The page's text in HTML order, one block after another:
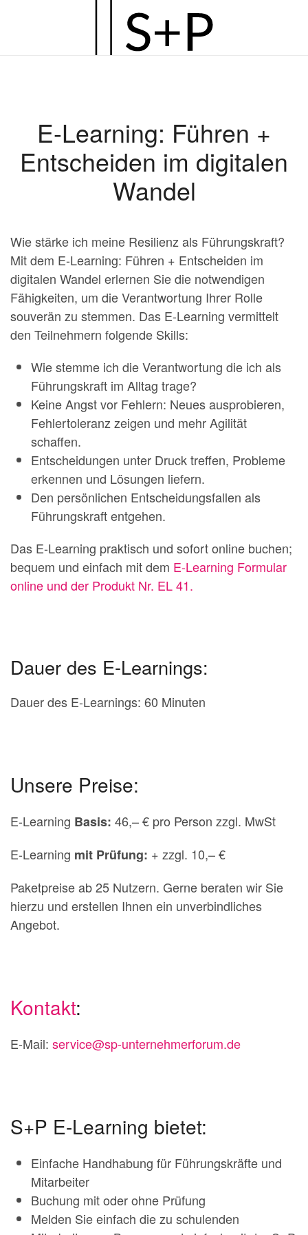
E-Learning: Führen +
Entscheiden im digitalen
Wandel
Wie stärke ich meine Resilienz als Führungskraft?
Mit dem E-Learning: Führen + Entscheiden im
digitalen Wandel erlernen Sie die notwendigen
Fähigkeiten, um die Verantwortung Ihrer Rolle
souverän zu stemmen. Das E-Learning vermittelt
den Teilnehmern folgende Skills:
Wie stemme ich die Verantwortung die ich als
Führungskraft im Alltag trage?
Keine Angst vor Fehlern: Neues ausprobieren,
Fehlertoleranz zeigen und mehr Agilität
schaffen.
Entscheidungen unter Druck treffen, Probleme
erkennen und Lösungen liefern.
Den persönlichen Entscheidungsfallen als
Führungskraft entgehen.
Das E-Learning praktisch und sofort online buchen;
bequem und einfach mit dem E-Learning Formular
online und der Produkt Nr. EL 41.
Dauer des E-Learnings:
Dauer des E-Learnings: 60 Minuten
Unsere Preise:
E-Learning Basis: 46,– € pro Person zzgl. MwSt
E-Learning mit Prüfung: + zzgl. 10,– €
Paketpreise ab 25 Nutzern. Gerne beraten wir Sie
hierzu und erstellen Ihnen ein unverbindliches
Angebot.
Kontakt:
E-Mail: service@sp-unternehmerforum.de
S+P E-Learning bietet:
Einfache Handhabung für Führungskräfte und
Mitarbeiter
Buchung mit oder ohne Prüfung
Melden Sie einfach die zu schulenden